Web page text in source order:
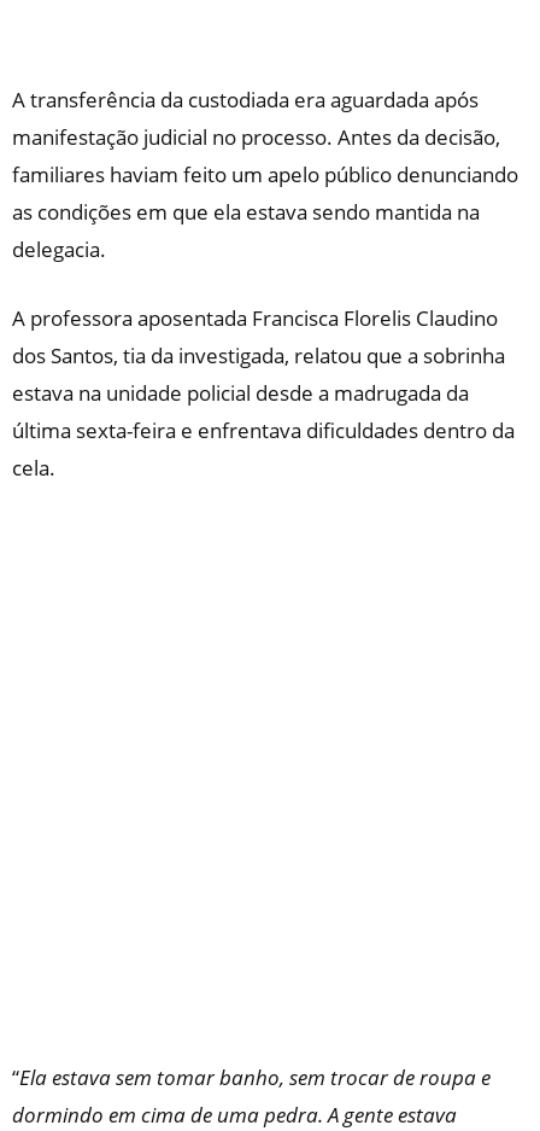
A transferência da custodiada era aguardada após
manifestação judicial no processo. Antes da decisão,
familiares haviam feito um apelo público denunciando
as condições em que ela estava sendo mantida na
delegacia.
A professora aposentada Francisca Florelis Claudino
dos Santos, tia da investigada, relatou que a sobrinha
estava na unidade policial desde a madrugada da
última sexta-feira e enfrentava dificuldades dentro da
cela.
“Ela estava sem tomar banho, sem trocar de roupa e
dormindo em cima de uma pedra. A gente estava